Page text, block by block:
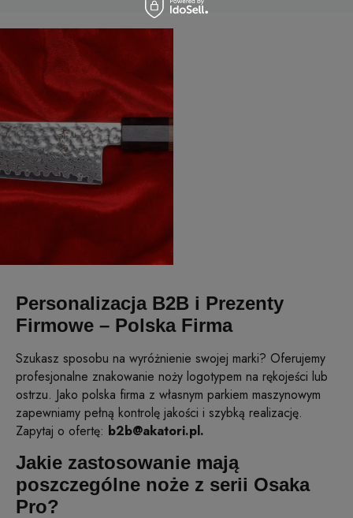
Personalizacja B2B i Prezenty
Firmowe – Polska Firma
Szukasz sposobu na wyróżnienie swojej marki? Oferujemy
profesjonalne znakowanie noży logotypem na rękojeści lub
ostrzu. Jako polska firma z własnym parkiem maszynowym
zapewniamy pełną kontrolę jakości i szybką realizację.
Zapytaj o ofertę: b2b@akatori.pl.
Jakie zastosowanie mają
poszczególne noże z serii Osaka
Pro?